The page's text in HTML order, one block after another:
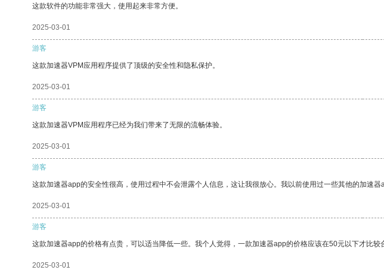
这款软件的功能非常强大，使用起来非常方便。
2025-03-01
游客
这款加速器VPM应用程序提供了顶级的安全性和隐私保护。
2025-03-01
游客
这款加速器VPM应用程序已经为我们带来了无限的流畅体验。
2025-03-01
游客
这款加速器app的安全性很高，使用过程中不会泄露个人信息，这让我很放心。我以前使用过一些其他的加速
2025-03-01
游客
这款加速器app的价格有点贵，可以适当降低一些。我个人觉得，一款加速器app的价格应该在50元以下才比较
2025-03-01